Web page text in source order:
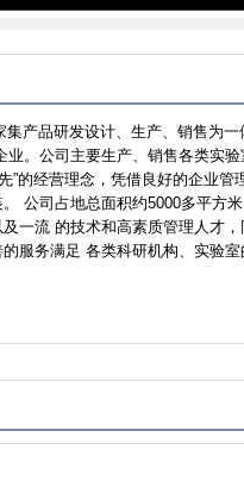
产品研发设计、生产、销售为
。公司主要生产、销售各类实
”的经营理念，凭借良好的企业
公司占地总面积约5000多平方
一流 的技术和高素质管理人才
服务满足 各类科研机构、实验室